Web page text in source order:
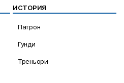
ИСТОРИЯ
Патрон
Гунди
Треньори